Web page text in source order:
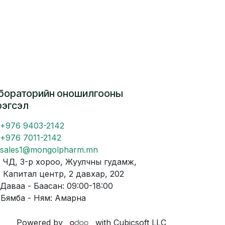
оношилгооны
+976 9403-2142
+976 7011-2142
sales1@mongolpharm.mn
3-р хороо, Жуулчны гудамж,
центр, 2 давхар, 202
- Баасан: 09:00-18:00
- Ням: Амарна
Powered by with Cubicsoft LLC